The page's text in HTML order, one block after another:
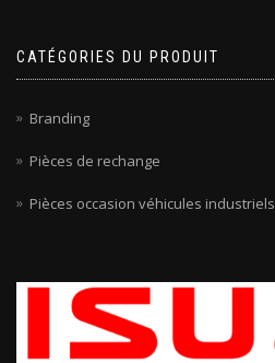
CATÉGORIES DU PRODUIT
Branding
Pièces de rechange
Pièces occasion véhicules industriels